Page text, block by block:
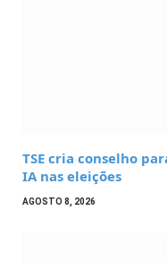
TSE cria conselho
IA nas eleições
AGOSTO 8, 2026